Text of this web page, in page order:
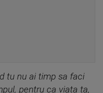
tu nu ai timp sa faci
pentru ca viata ta,